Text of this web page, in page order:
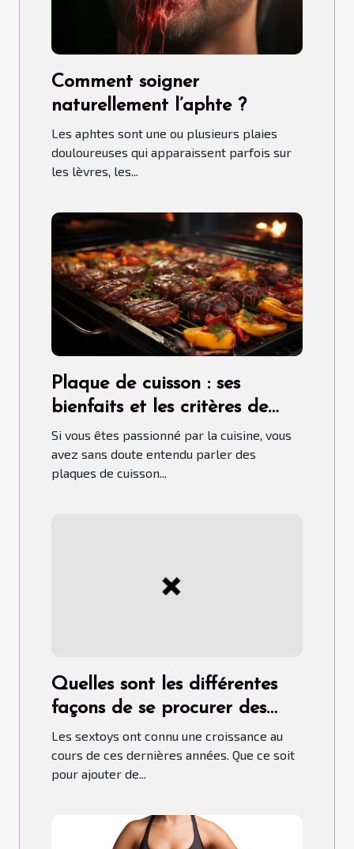
Comment soigner
naturellement l’aphte ?
Les aphtes sont une ou plusieurs plaies
douloureuses qui apparaissent parfois sur
les lèvres, les...
Plaque de cuisson : ses
bienfaits et les critères de
choix pour un bon usage
Si vous êtes passionné par la cuisine, vous
avez sans doute entendu parler des
plaques de cuisson...
Quelles sont les différentes
façons de se procurer des
sextoys ?
Les sextoys ont connu une croissance au
cours de ces dernières années. Que ce soit
pour ajouter de...